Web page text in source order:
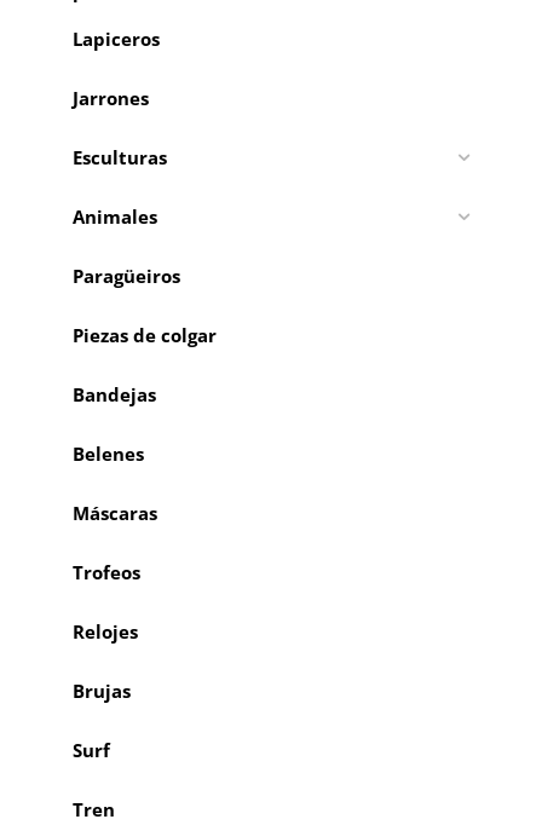
Lapiceros
Jarrones
Esculturas
Animales
Paragüeiros
Piezas de colgar
Bandejas
Belenes
Máscaras
Trofeos
Relojes
Brujas
Surf
Tren